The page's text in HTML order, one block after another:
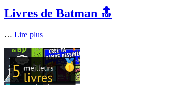
Livres de Batman 🔝
… Lire plus